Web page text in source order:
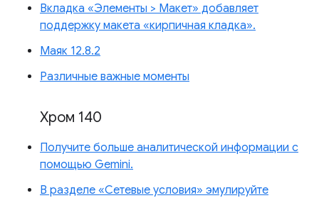
Вкладка «Элементы > Макет» добавляет
поддержку макета «кирпичная кладка».
Маяк 12.8.2
Различные важные моменты
Хром 140
Получите больше аналитической информации с
помощью Gemini.
В разделе «Сетевые условия» эмулируйте